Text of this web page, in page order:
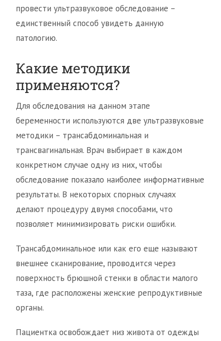
провести ультразвуковое обследование –
единственный способ увидеть данную
патологию.
Какие методики
применяются?
Для обследования на данном этапе
беременности используются две ультразвуковые
методики – трансабдоминальная и
трансвагинальная. Врач выбирает в каждом
конкретном случае одну из них, чтобы
обследование показало наиболее информативные
результаты. В некоторых спорных случаях
делают процедуру двумя способами, что
позволяет минимизировать риски ошибки.
Трансабдоминальное или как его еще называют
внешнее сканирование, проводится через
поверхность брюшной стенки в области малого
таза, где расположены женские репродуктивные
органы.
Пациентка освобождает низ живота от одежды